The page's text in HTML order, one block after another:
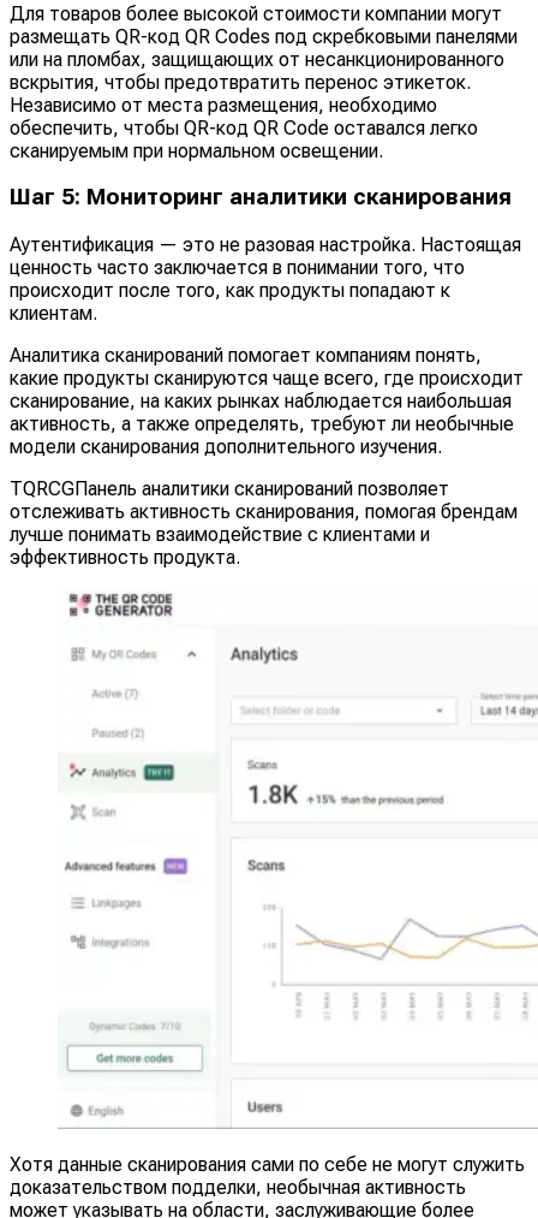
Для товаров более высокой стоимости компании могут
размещать QR-код QR Codes под скребковыми панелями
или на пломбах, защищающих от несанкционированного
вскрытия, чтобы предотвратить перенос этикеток.
Независимо от места размещения, необходимо
обеспечить, чтобы QR-код QR Code оставался легко
сканируемым при нормальном освещении.
Шаг 5: Мониторинг аналитики сканирования
Аутентификация — это не разовая настройка. Настоящая
ценность часто заключается в понимании того, что
происходит после того, как продукты попадают к
клиентам.
Аналитика сканирований помогает компаниям понять,
какие продукты сканируются чаще всего, где происходит
сканирование, на каких рынках наблюдается наибольшая
активность, а также определять, требуют ли необычные
модели сканирования дополнительного изучения.
TQRCGПанель аналитики сканирований позволяет
отслеживать активность сканирования, помогая брендам
лучше понимать взаимодействие с клиентами и
эффективность продукта.
Хотя данные сканирования сами по себе не могут служить
доказательством подделки, необычная активность
может указывать на области, заслуживающие более